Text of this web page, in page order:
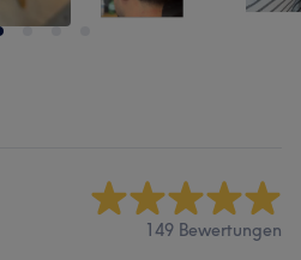
149 Bewertungen